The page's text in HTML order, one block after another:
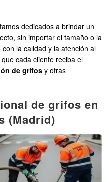
dedicados a brindar un
sin importar el tamaño o la
la calidad y la atención al
cada cliente reciba el
de grifos y otras
de grifos en
(Madrid)